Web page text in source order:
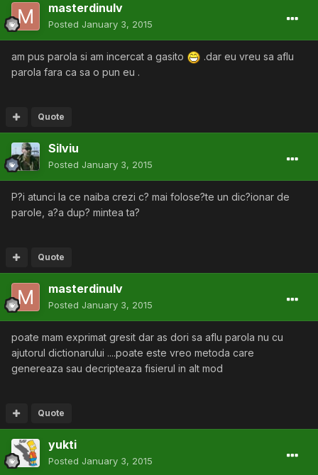
masterdinulv
Posted January 3, 2015
am pus parola si am incercat a gasito
.dar eu vreu sa aflu
parola fara ca sa o pun eu .
Quote
Silviu
Posted January 3, 2015
P?i atunci la ce naiba crezi c? mai folose?te un dic?ionar de
parole, a?a dup? mintea ta?
Quote
masterdinulv
Posted January 3, 2015
poate mam exprimat gresit dar as dori sa aflu parola nu cu
ajutorul dictionarului ....poate este vreo metoda care
genereaza sau decripteaza fisierul in alt mod
Quote
yukti
Posted January 3, 2015